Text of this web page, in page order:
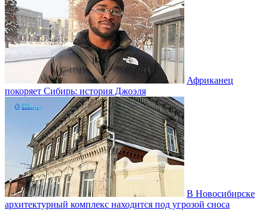
Африканец
покоряет Сибирь: история Джоэля
В Новосибирске
архитектурный комплекс находится под угрозой сноса